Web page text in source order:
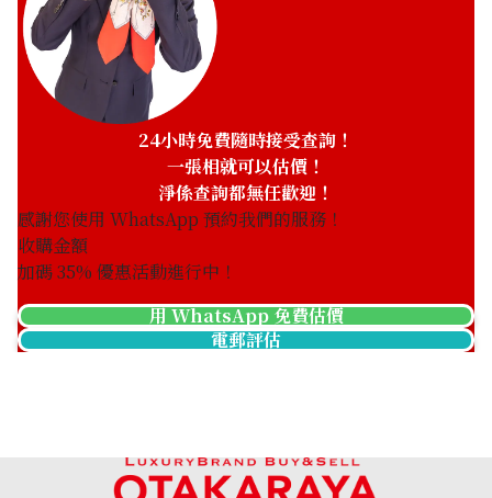
24小時免費隨時接受查詢！
一張相就可以估價！
淨係查詢都無任歡迎！
感謝您使用 WhatsApp 預約我們的服務！
收購金額
加碼35% 優惠活動進行中！
用 WhatsApp 免費估價
電郵評估